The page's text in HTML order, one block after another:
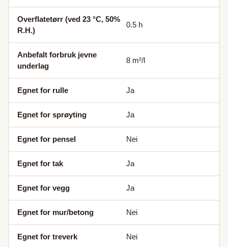
Overflatetørr (ved 23 °C, 50%
R.H.)
0.5 h
Anbefalt forbruk jevne
underlag
8 m²/l
Egnet for rulle Ja
Egnet for sprøyting Ja
Egnet for pensel Nei
Egnet for tak Ja
Egnet for vegg Ja
Egnet for mur/betong Nei
Egnet for treverk Nei